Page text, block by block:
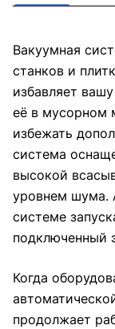
Вакуумная
станков и
избавляет
её в мусорном
избежать
система
высокой
уровнем шума.
системе
подключенный
Когда
продолжает